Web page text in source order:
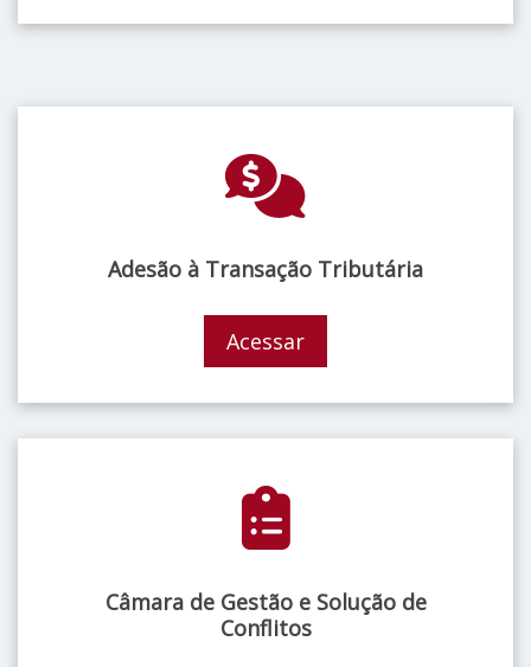
Adesão à Transação Tributária
Acessar
Câmara de Gestão e Solução de
Conflitos